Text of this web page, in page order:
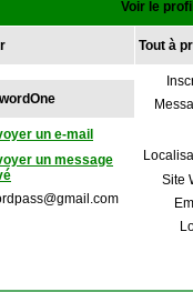
Voir le
Tout à
Site